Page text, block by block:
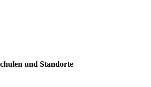
und Standorte